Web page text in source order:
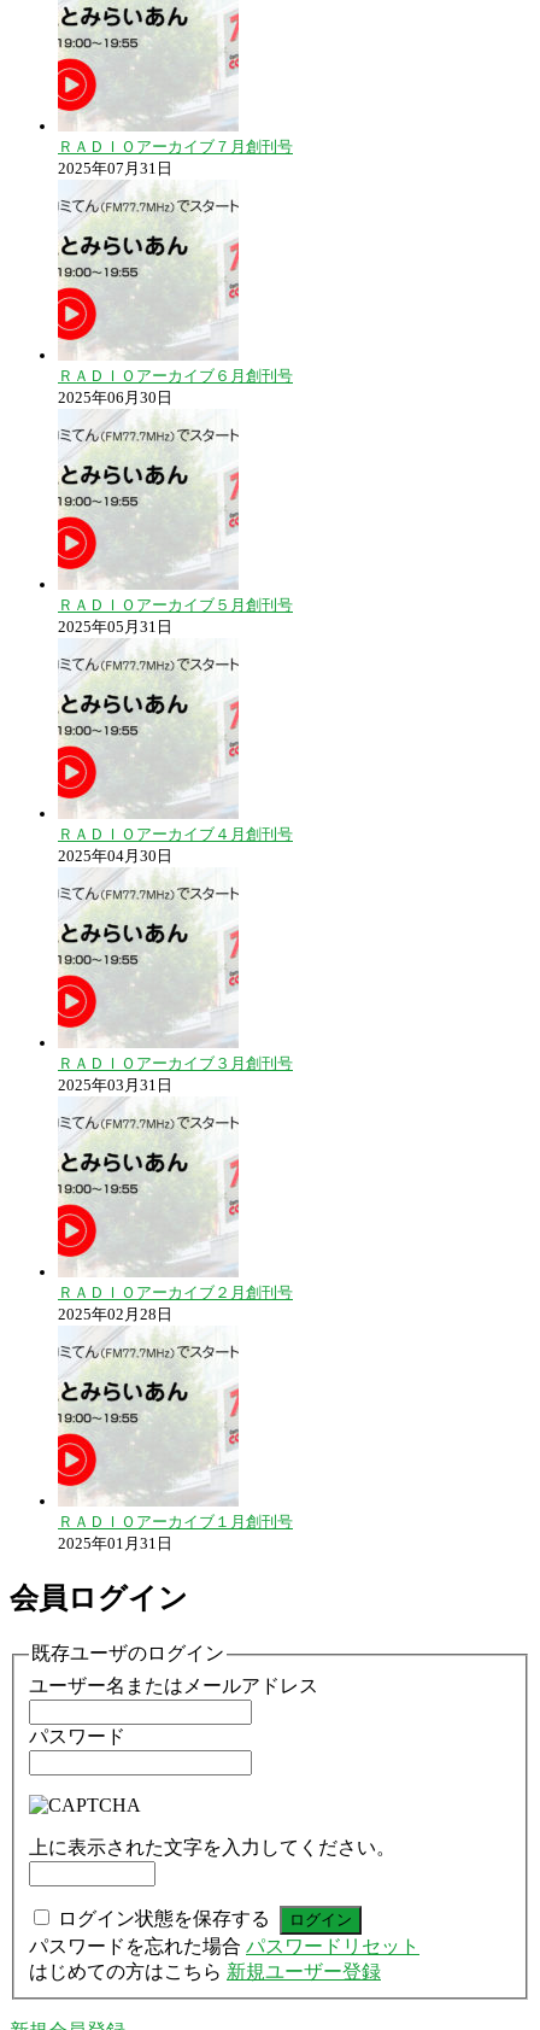
ＲＡＤＩＯアーカイブ７月創刊号
2025年07月31日
ＲＡＤＩＯアーカイブ６月創刊号
2025年06月30日
ＲＡＤＩＯアーカイブ５月創刊号
2025年05月31日
ＲＡＤＩＯアーカイブ４月創刊号
2025年04月30日
ＲＡＤＩＯアーカイブ３月創刊号
2025年03月31日
ＲＡＤＩＯアーカイブ２月創刊号
2025年02月28日
ＲＡＤＩＯアーカイブ１月創刊号
2025年01月31日
会員ログイン
既存ユーザのログイン
ユーザー名またはメールアドレス
パスワード
上に表示された文字を入力してください。
ログイン状態を保存する
パスワードを忘れた場合 パスワードリセット
はじめての方はこちら 新規ユーザー登録